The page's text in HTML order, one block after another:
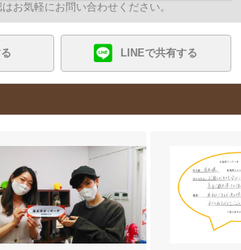
お気軽にお問い合わせください。
LINEで共有する